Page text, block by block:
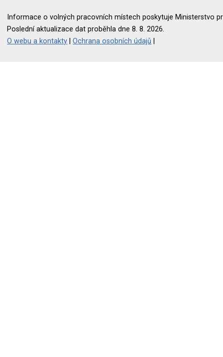
Informace o volných pracovních místech poskytuje Ministerstvo
Poslední aktualizace dat proběhla dne 8. 8. 2026.
O webu a kontakty |Ochrana osobních údajů